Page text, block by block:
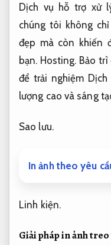
Dịch vụ hỗ trợ xử
chúng tôi không
đẹp mà còn khiến
bạn. Hosting. Bảo trì
để trải nghiệm
lượng cao và sáng
Sao lưu.
In ảnh theo yêu
Linh kiện.
Giải pháp in ảnh